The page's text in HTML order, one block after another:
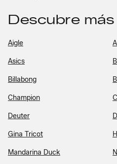
Descubre
Aigle
Asics
Billabong
Champion
Deuter
Gina Tricot
Mandarina Duck